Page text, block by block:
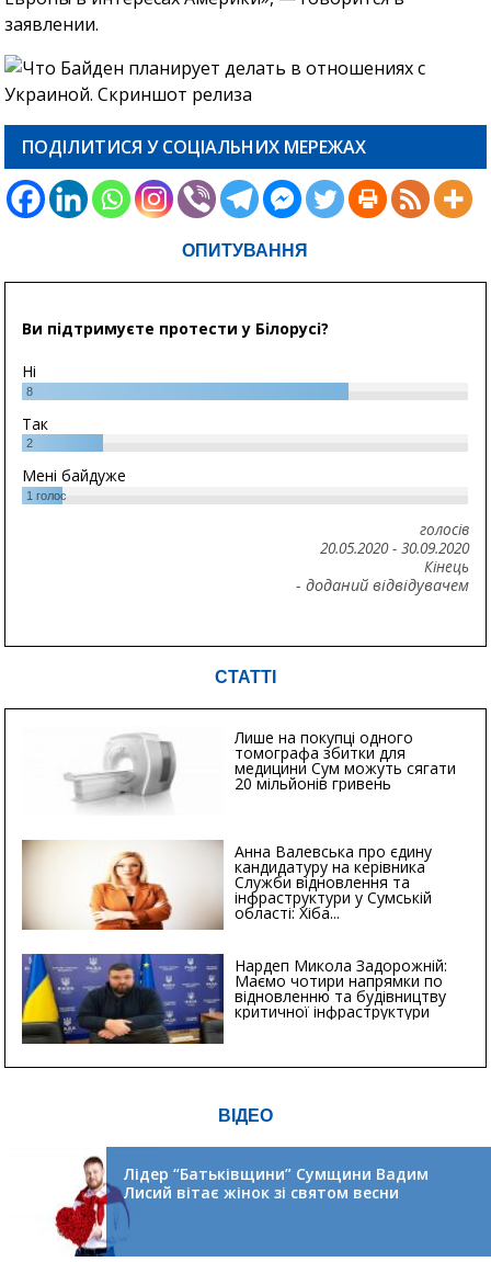
заявлении.
ПОДІЛИТИСЯ У СОЦІАЛЬНИХ МЕРЕЖАХ
ОПИТУВАННЯ
Ви підтримуєте протести у Білорусі?
Ні
8
Так
2
Мені байдуже
1 голос
голосів
20.05.2020- 30.09.2020
Кінець
- доданий відвідувачем
СТАТТІ
Лише на покупці одного
томографа збитки для
медицини Сум можуть сягати
20 мільйонів гривень
Анна Валевська про єдину
кандидатуру на керівника
Служби відновлення та
інфраструктури у Сумській
області: Хіба...
Нардеп Микола Задорожній:
Маємо чотири напрямки по
відновленню та будівництву
критичної інфраструктури
ВІДЕО
Лідер “Батьківщини” Сумщини Вадим
Лисий вітає жінок зі святом весни